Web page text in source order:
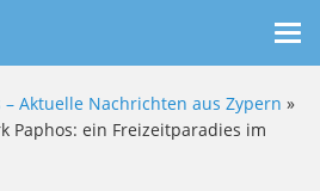
– Aktuelle Nachrichten aus Zypern »
Paphos: ein Freizeitparadies im